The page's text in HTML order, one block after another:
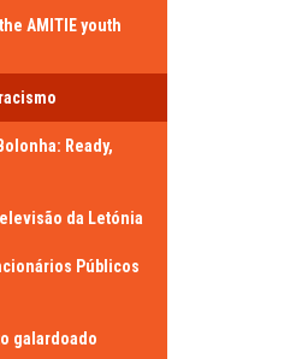
AMITIE youth
Ready,
da Letónia
Públicos
galardoado